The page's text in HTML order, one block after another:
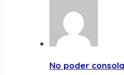
No poder